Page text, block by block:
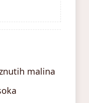
malina